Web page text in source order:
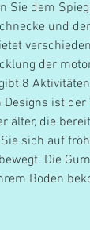
Sie dem
und
der
8
ist der
älter, die
sich auf
Die
Boden